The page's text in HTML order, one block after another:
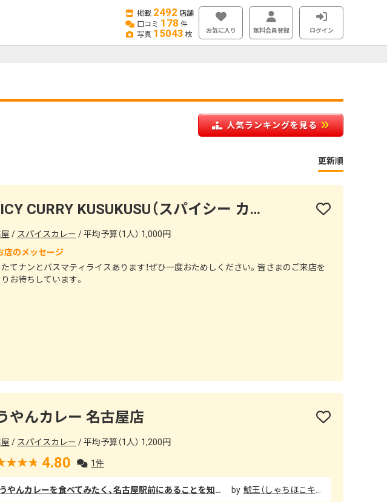
掲載 2492 店舗
口コミ 178 件
写真 15043 枚 お気に入り 無料会員登録 ログイン
人気ランキングを見る
更新順
SPICY CURRY KUSUKUSU（スパイシー カリー クスクス）
スパイスカレー 平均予算（1人） 1,000円
てナンとバスマティライスあります！ぜひ一度おためしください。皆さまのご来店を
お待ちしています。
やんカレー 名古屋店
スパイスカレー 平均予算（1人） 1,200円
4.80 1件
もうやんカレーを食べてみたく、名古屋駅前にあることを知り、夕方5時から始まるディナータイムで食べに行きました。 メニューが多くて選ぶのに困りましたが、《もうやんカレー 全部のせ》を食べました！ドロッとしたルウに、ポークとチキンとエビと伸びるチーズが入っていて、辛くないのに大満足の一杯でした！腹持ちも良かったです。パインジュースも濃厚なのにスッキリしてて美味しかったです！ 店内にはバイキング形式で好きな漬物を取れるスペースがあり、じゃがいも丸ごと（1人1個まで）もあり、驚きました！◎ 支払いが現金不可だったので、現金OKになってもらえると助かります。 お酒のラインナップも豊富なので、次回はカレーとお酒を楽しみに行こうと思います！ 鯱王（しゃちほこキング）